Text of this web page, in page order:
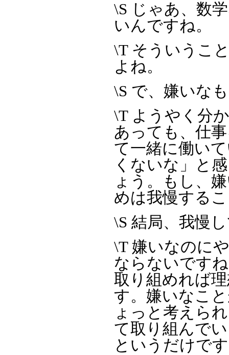
\S じゃあ、数
いんですね。
\T そういうこ
よね。
\S で、嫌いな
\T ようやく分
あっても、仕
て一緒に働い
くないな」と
ょう。もし、
めは我慢する
\S 結局、我慢
\T 嫌いなのに
ならないです
取り組めれば
す。嫌いなこ
ょっと考えら
て取り組んで
というだけで